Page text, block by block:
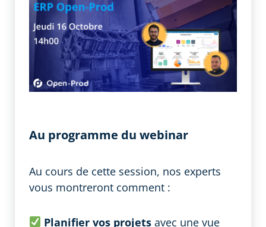
Au programme du webinar
Au cours de cette session, nos experts
vous montreront comment :
Planifier vos projets avec une vue